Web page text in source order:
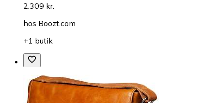
2.309 kr.
hos Boozt.com
+1 butik